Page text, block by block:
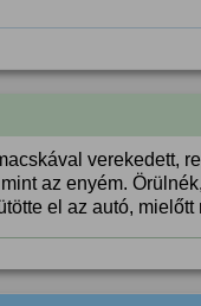
verekedett,
az enyém.
el az autó,